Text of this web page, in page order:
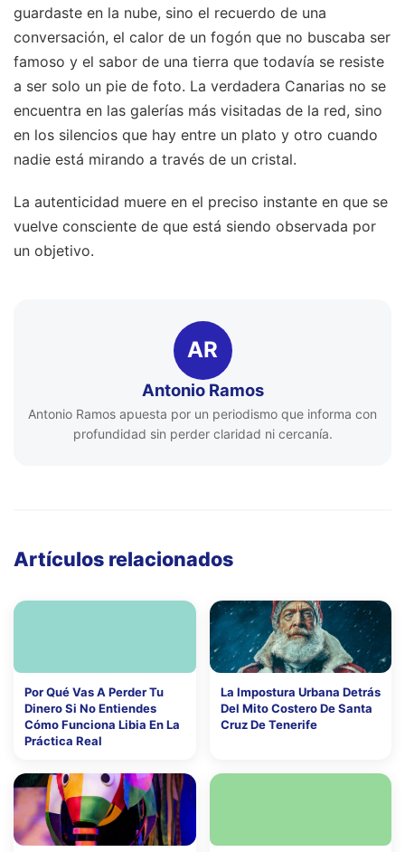
guardaste en la nube, sino el recuerdo de una
conversación, el calor de un fogón que no buscaba ser
famoso y el sabor de una tierra que todavía se resiste
a ser solo un pie de foto. La verdadera Canarias no se
encuentra en las galerías más visitadas de la red, sino
en los silencios que hay entre un plato y otro cuando
nadie está mirando a través de un cristal.
La autenticidad muere en el preciso instante en que se
vuelve consciente de que está siendo observada por
un objetivo.
AR
Antonio Ramos
Antonio Ramos apuesta por un periodismo que informa con
profundidad sin perder claridad ni cercanía.
Artículos relacionados
Por Qué Vas A Perder Tu
Dinero Si No Entiendes
Cómo Funciona Libia En La
Práctica Real
La Impostura Urbana Detrás
Del Mito Costero De Santa
Cruz De Tenerife